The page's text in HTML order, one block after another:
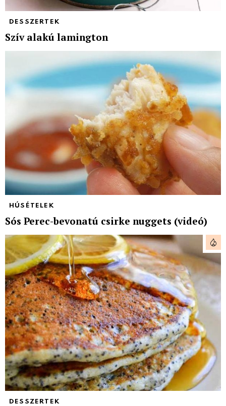
DESSZERTEK
Szív alakú lamington
HÚSÉTELEK
Sós Perec-bevonatú csirke nuggets (videó)
DESSZERTEK